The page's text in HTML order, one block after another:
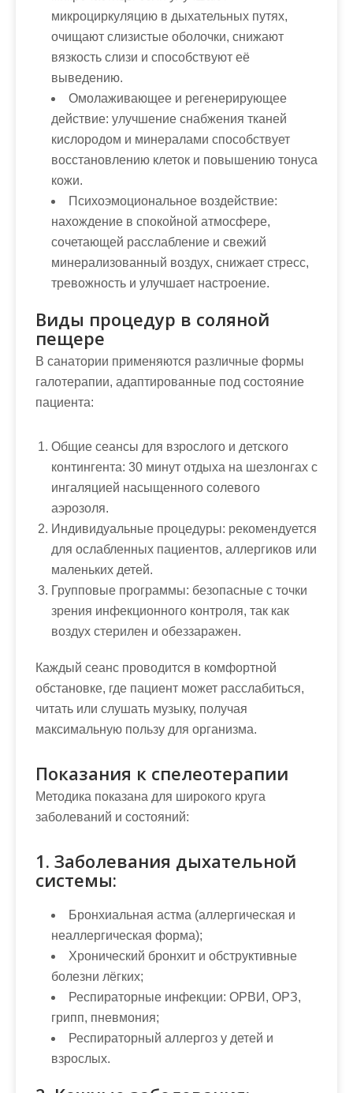
микроциркуляцию в дыхательных путях,
очищают слизистые оболочки, снижают
вязкость слизи и способствуют её
выведению.
Омолаживающее и регенерирующее
действие: улучшение снабжения тканей
кислородом и минералами способствует
восстановлению клеток и повышению тонуса
кожи.
Психоэмоциональное воздействие:
нахождение в спокойной атмосфере,
сочетающей расслабление и свежий
минерализованный воздух, снижает стресс,
тревожность и улучшает настроение.
Виды процедур в соляной
пещере
В санатории применяются различные формы
галотерапии, адаптированные под состояние
пациента:
Общие сеансы для взрослого и детского
контингента: 30 минут отдыха на шезлонгах с
ингаляцией насыщенного солевого
аэрозоля.
Индивидуальные процедуры: рекомендуется
для ослабленных пациентов, аллергиков или
маленьких детей.
Групповые программы: безопасные с точки
зрения инфекционного контроля, так как
воздух стерилен и обеззаражен.
Каждый сеанс проводится в комфортной
обстановке, где пациент может расслабиться,
читать или слушать музыку, получая
максимальную пользу для организма.
Показания к спелеотерапии
Методика показана для широкого круга
заболеваний и состояний:
1. Заболевания дыхательной
системы:
Бронхиальная астма (аллергическая и
неаллергическая форма);
Хронический бронхит и обструктивные
болезни лёгких;
Респираторные инфекции: ОРВИ, ОРЗ,
грипп, пневмония;
Респираторный аллергоз у детей и
взрослых.